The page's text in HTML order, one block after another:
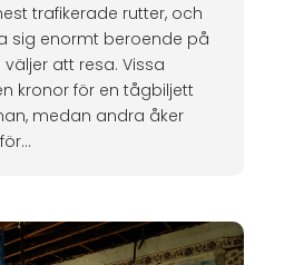
trafikerade rutter, och
sig enormt beroende på
att resa. Vissa
kronor för en tågbiljett
medan andra åker